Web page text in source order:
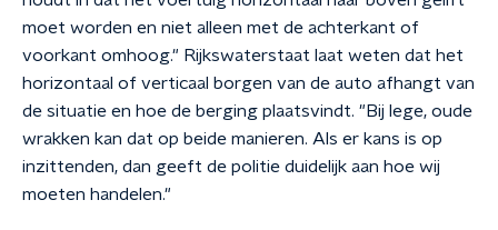
moet worden en niet alleen met de achterkant of
voorkant omhoog." Rijkswaterstaat laat weten dat het
horizontaal of verticaal borgen van de auto afhangt van
de situatie en hoe de berging plaatsvindt. "Bij lege, oude
wrakken kan dat op beide manieren. Als er kans is op
inzittenden, dan geeft de politie duidelijk aan hoe wij
moeten handelen."